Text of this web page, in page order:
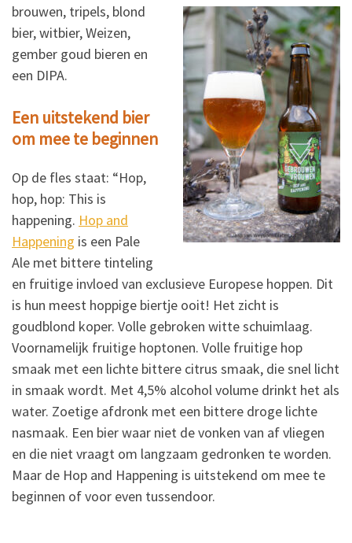
brouwen, tripels, blond
bier, witbier, Weizen,
gember goud bieren en
een DIPA.
Een uitstekend bier
om mee te beginnen
Op de fles staat: “Hop,
hop, hop: This is
happening. Hop and
Happening is een Pale
Ale met bittere tinteling
en fruitige invloed van exclusieve Europese hoppen. Dit
is hun meest hoppige biertje ooit! Het zicht is
goudblond koper. Volle gebroken witte schuimlaag.
Voornamelijk fruitige hoptonen. Volle fruitige hop
smaak met een lichte bittere citrus smaak, die snel licht
in smaak wordt. Met 4,5% alcohol volume drinkt het als
water. Zoetige afdronk met een bittere droge lichte
nasmaak. Een bier waar niet de vonken van af vliegen
en die niet vraagt om langzaam gedronken te worden.
Maar de Hop and Happening is uitstekend om mee te
beginnen of voor even tussendoor.